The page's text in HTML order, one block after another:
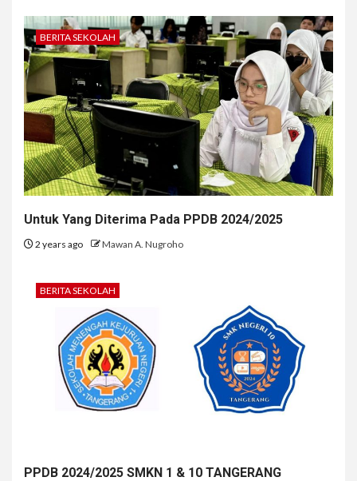
BERITA SEKOLAH
Untuk Yang Diterima Pada PPDB 2024/2025
2 years ago Mawan A. Nugroho
BERITA SEKOLAH
PPDB 2024/2025 SMKN 1 & 10 TANGERANG